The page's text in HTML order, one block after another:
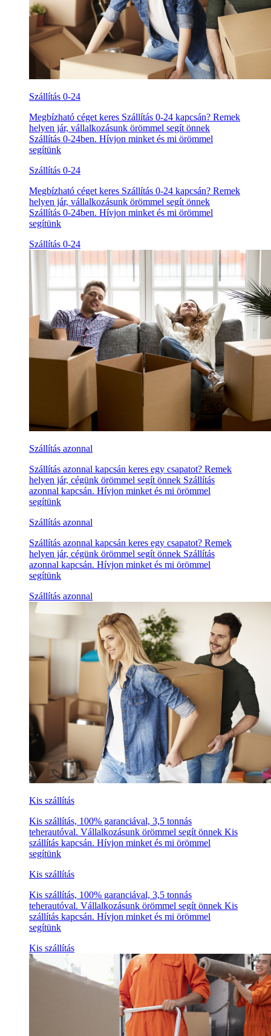
Szállítás 0-24
Megbízható céget keres Szállítás 0-24 kapcsán? Remek
helyen jár, vállalkozásunk örömmel segít önnek
Szállítás 0-24ben. Hívjon minket és mi örömmel
segítünk
Szállítás 0-24
Megbízható céget keres Szállítás 0-24 kapcsán? Remek
helyen jár, vállalkozásunk örömmel segít önnek
Szállítás 0-24ben. Hívjon minket és mi örömmel
segítünk
Szállítás 0-24
Szállítás azonnal
Szállítás azonnal kapcsán keres egy csapatot? Remek
helyen jár, cégünk örömmel segít önnek Szállítás
azonnal kapcsán. Hívjon minket és mi örömmel
segítünk
Szállítás azonnal
Szállítás azonnal kapcsán keres egy csapatot? Remek
helyen jár, cégünk örömmel segít önnek Szállítás
azonnal kapcsán. Hívjon minket és mi örömmel
segítünk
Szállítás azonnal
Kis szállítás
Kis szállítás, 100% garanciával, 3,5 tonnás
teherautóval. Vállalkozásunk örömmel segít önnek Kis
szállítás kapcsán. Hívjon minket és mi örömmel
segítünk
Kis szállítás
Kis szállítás, 100% garanciával, 3,5 tonnás
teherautóval. Vállalkozásunk örömmel segít önnek Kis
szállítás kapcsán. Hívjon minket és mi örömmel
segítünk
Kis szállítás